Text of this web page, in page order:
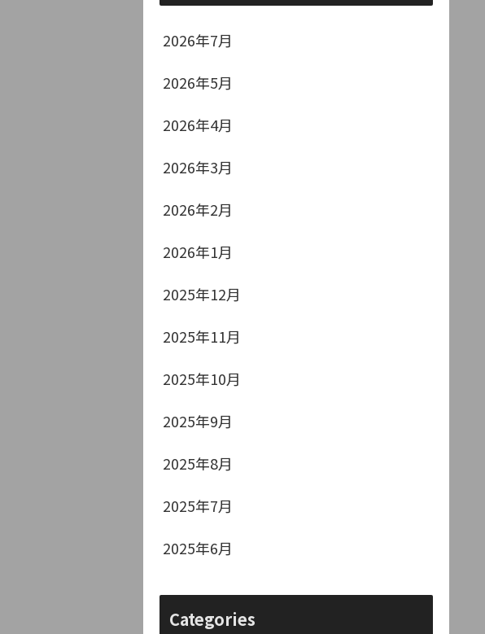
2026年7月
2026年5月
2026年4月
2026年3月
2026年2月
2026年1月
2025年12月
2025年11月
2025年10月
2025年9月
2025年8月
2025年7月
2025年6月
Categories